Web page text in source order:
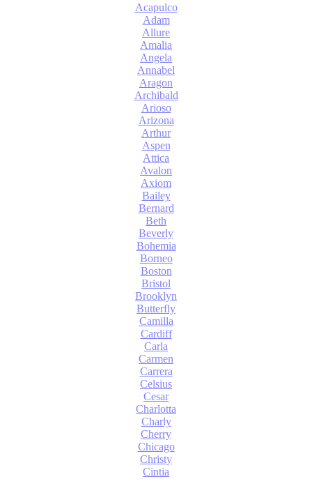
Acapulco
Adam
Allure
Amalia
Angela
Annabel
Aragon
Archibald
Arioso
Arizona
Arthur
Aspen
Attica
Avalon
Axiom
Bailey
Bernard
Beth
Beverly
Bohemia
Borneo
Boston
Bristol
Brooklyn
Butterfly
Camilla
Cardiff
Carla
Carmen
Carrera
Celsius
Cesar
Charlotta
Charly
Cherry
Chicago
Christy
Cintia